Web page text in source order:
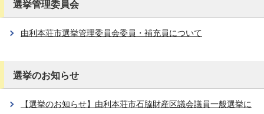
選挙管理委員会
由利本荘市選挙管理委員会委員・補充員について
選挙のお知らせ
【選挙のお知らせ】由利本荘市石脇財産区議会議員一般選挙に